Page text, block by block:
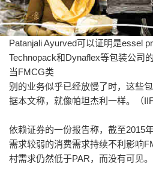
Patanjali Ayurved可以证明是essel
Technopack和Dynaflex等包装公司
当FMCG类
别的业务似乎已经放慢了时，这些
据本文称，就像帕坦杰利一样。（
依赖证券的一份报告称，截至2015
需求较弱的消费需求持续不利影响
村需求仍然低于PAR，而没有可见。